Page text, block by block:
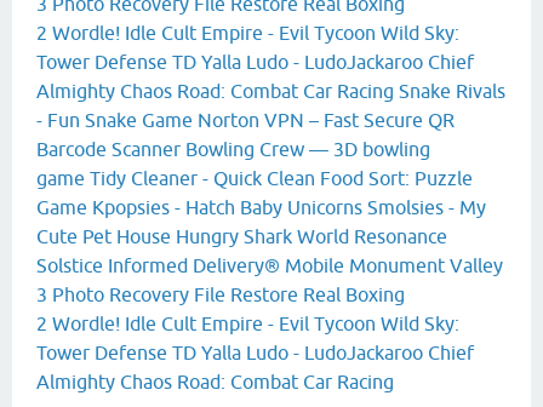
2 Wordle! Idle Cult Empire - Evil Tycoon Wild Sky:
Tower Defense TD Yalla Ludo - LudoJackaroo Chief
Almighty Chaos Road: Combat Car Racing Snake Rivals
- Fun Snake Game Norton VPN – Fast Secure QR
Barcode Scanner Bowling Crew — 3D bowling
game Tidy Cleaner - Quick Clean Food Sort: Puzzle
Game Kpopsies - Hatch Baby Unicorns Smolsies - My
Cute Pet House Hungry Shark World Resonance
Solstice Informed Delivery® Mobile Monument Valley
3 Photo Recovery File Restore Real Boxing
2 Wordle! Idle Cult Empire - Evil Tycoon Wild Sky:
Tower Defense TD Yalla Ludo - LudoJackaroo Chief
Almighty Chaos Road: Combat Car Racing